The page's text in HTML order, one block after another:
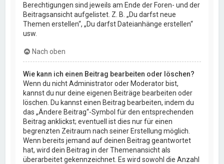
Berechtigungen sind jeweils am Ende der Foren- und der
Beitragsansicht aufgelistet. Z. B. „Du darfst neue
Themen erstellen“, „Du darfst Dateianhänge erstellen“
usw.
Nach oben
Wie kann ich einen Beitrag bearbeiten oder löschen?
Wenn du nicht Administrator oder Moderator bist,
kannst du nur deine eigenen Beiträge bearbeiten oder
löschen. Du kannst einen Beitrag bearbeiten, indem du
das „Ändere Beitrag“-Symbol für den entsprechenden
Beitrag anklickst; eventuell ist dies nur für einen
begrenzten Zeitraum nach seiner Erstellung möglich.
Wenn bereits jemand auf deinen Beitrag geantwortet
hat, wird dein Beitrag in der Themenansicht als
überarbeitet gekennzeichnet. Es wird sowohl die Anzahl